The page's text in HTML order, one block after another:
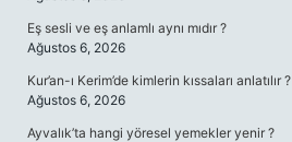
Eş sesli ve eş anlamlı aynı mıdır ?
Ağustos 6, 2026
Kur’an-ı Kerim’de kimlerin kıssaları anlatılır ?
Ağustos 6, 2026
Ayvalık’ta hangi yöresel yemekler yenir ?